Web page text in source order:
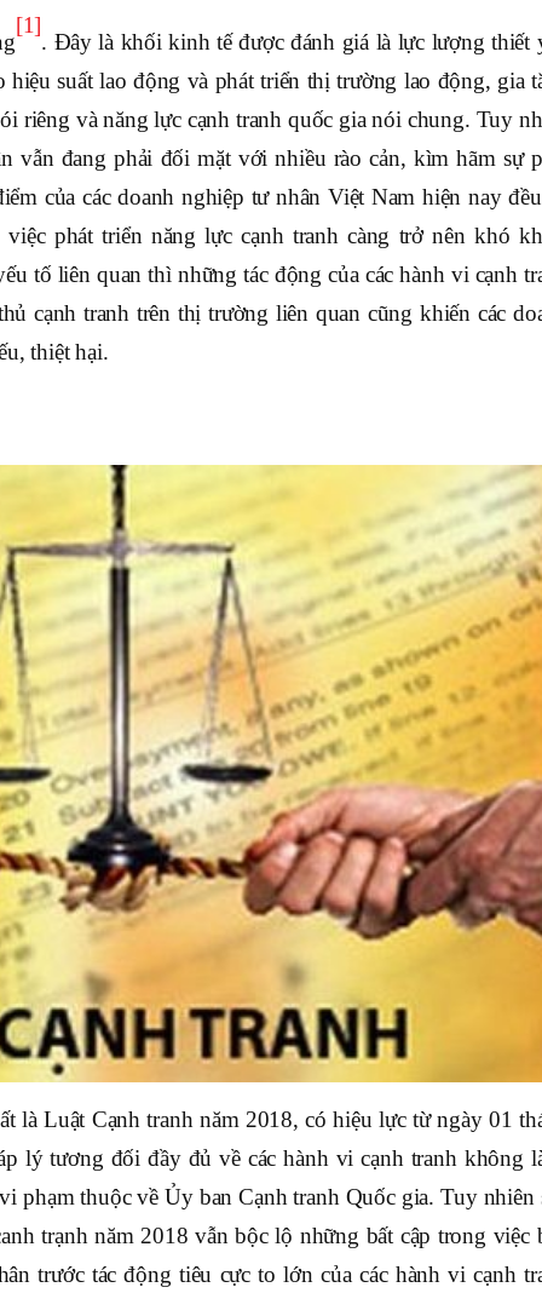
[1]
. Đây là khối kinh tế được đánh giá là lực lượng thiết
hiệu suất lao động và phát triển thị trường lao động, gia
riêng và năng lực cạnh tranh quốc gia nói chung. Tuy
vẫn đang phải đối mặt với nhiều rào cản, kìm hãm sự
của các doanh nghiệp tư nhân Việt Nam hiện nay
phát triển năng lực cạnh tranh càng trở nên khó
tố liên quan thì những tác động của các hành vi cạnh
cạnh tranh trên thị trường liên quan cũng khiến các
thiệt hại.
là Luật Cạnh tranh năm 2018, có hiệu lực từ ngày 01
lý tương đối đầy đủ về các hành vi cạnh tranh không
phạm thuộc về Ủy ban Cạnh tranh Quốc gia. Tuy nhiên
trạnh năm 2018 vẫn bộc lộ những bất cập trong việc
trước tác động tiêu cực to lớn của các hành vi cạnh